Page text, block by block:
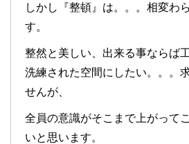
しかし『整頓』は。。。相変わ
す。
整然と美しい、出来る事ならば
洗練された空間にしたい。。。
せんが、
全員の意識がそこまで上がって
いと思います。